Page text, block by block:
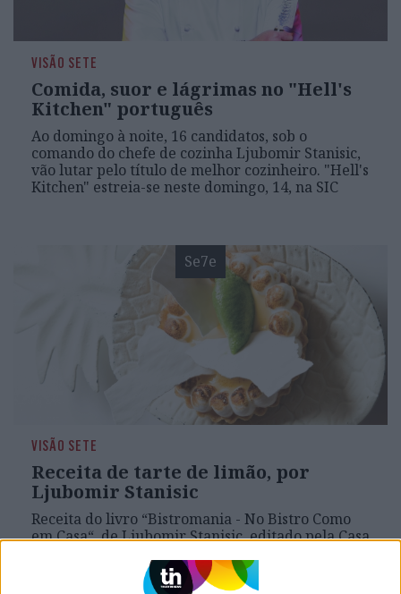
VISÃO SETE
Comida, suor e lágrimas no "Hell's
Kitchen" português
Ao domingo à noite, 16 candidatos, sob o
comando do chefe de cozinha Ljubomir Stanisic,
vão lutar pelo título de melhor cozinheiro. "Hell's
Kitchen" estreia-se neste domingo, 14, na SIC
Se7e
VISÃO SETE
Receita de tarte de limão, por
Ljubomir Stanisic
Receita do livro “Bistromania - No Bistro Como
em Casa“, de Ljubomir Stanisic, editado pela Casa